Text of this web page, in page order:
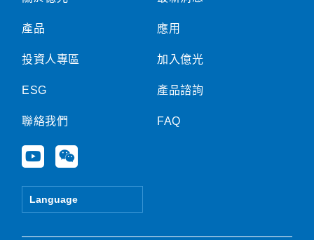
產品
投資人專區
ESG
聯絡我們
Y
o
u
e
W
e
i
Language
應用
加入億光
產品諮詢
FAQ